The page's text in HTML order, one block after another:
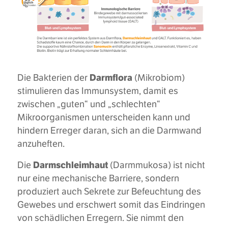
Die Bakterien der Darmflora (Mikrobiom)
stimulieren das Immunsystem, damit es
zwischen „guten“ und „schlechten“
Mikroorganismen unterscheiden kann und
hindern Erreger daran, sich an die Darmwand
anzuheften.
Die Darmschleimhaut(Darmmukosa) ist nicht
nur eine mechanische Barriere, sondern
produziert auch Sekrete zur Befeuchtung des
Gewebes und erschwert somit das Eindringen
von schädlichen Erregern. Sie nimmt den